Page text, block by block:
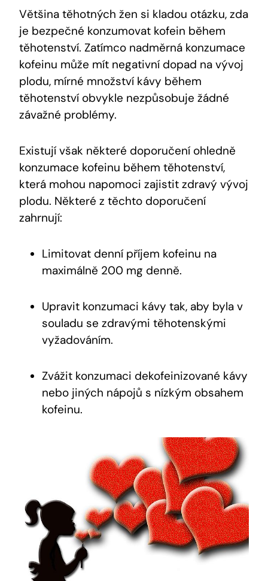
Většina těhotných žen si kladou otázku, zda
je bezpečné konzumovat kofein během
těhotenství. Zatímco nadměrná konzumace
kofeinu může mít negativní dopad na vývoj
plodu, mírné množství kávy během
těhotenství obvykle nezpůsobuje žádné
závažné problémy.
Existují však některé doporučení ohledně
konzumace kofeinu během těhotenství,
která mohou napomoci zajistit zdravý vývoj
plodu. Některé z těchto doporučení
zahrnují:
Limitovat denní příjem kofeinu na
maximálně 200 mg denně.
Upravit konzumaci kávy tak, aby byla v
souladu se zdravými těhotenskými
vyžadováním.
Zvážit konzumaci dekofeinizované kávy
nebo jiných nápojů s nízkým obsahem
kofeinu.